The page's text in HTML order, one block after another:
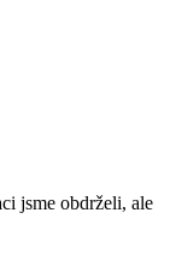
jsme obdrželi, ale